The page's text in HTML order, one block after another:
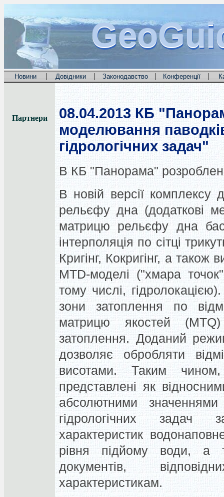
Новини | Довідники | Законодавство | Конференції |
Партнери 08.04.2013 КБ
моделювання
гідрологічних задач"
В КБ "Панорама"
В новій версії комплексу
рельєфу дна (додаткові
матрицю рельєфу дна
інтерполяція по сітці
Кригінг, Кокригінг, а також
MTD-моделі ("хмара
тому числі,
зони затоплення по
матрицю якостей
затоплення. Доданий
дозволяє обробляти
висотами. Таким
представлені як
абсолютними
гідрологічних задач
характеристик
рівня підйому води, а
документів,
характеристикам.